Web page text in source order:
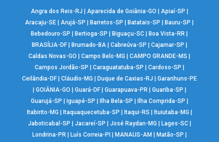
Angra dos Reis-RJ Aparecida de Goiânia-GO Apiaí-SP
Aracaju-SE |Arujá-SP Barretos-SP Batatais-SP Bauru-SP
Bebedouro-SP
Bertioga-SP Biguaçu-SC Boa Vista-RR
BRASÍLIA-DF| Brumado-BA| Cabreúva-SP Cajamar-SP
Caldas Novas-GO
|Campo Belo-MG |CAMPO GRANDE-MS
Campos Jordão-SP
Caraguatatuba-SP Cardoso-SP
Ceilândia-DF| Cláudio-MG Duque de Caxias-RJ
Garanhuns-PE
GOIÂNIA-GO Guará-DF| Guarapuava-PR| Guariba-SP
Guarujá-SP
Iguapé-SP Ilha Bela-SP Ilha Comprida-SP
Itabirito-MG
Itaquaquecetuba-SP Itaqui-RS Ituiutaba-MG
Jaboticabal-SP
Jacareí-SP José Raydan-MG Lages-SC|
Londrina-PR| Luís Correia-PI MANAUS-AM Matão-SP